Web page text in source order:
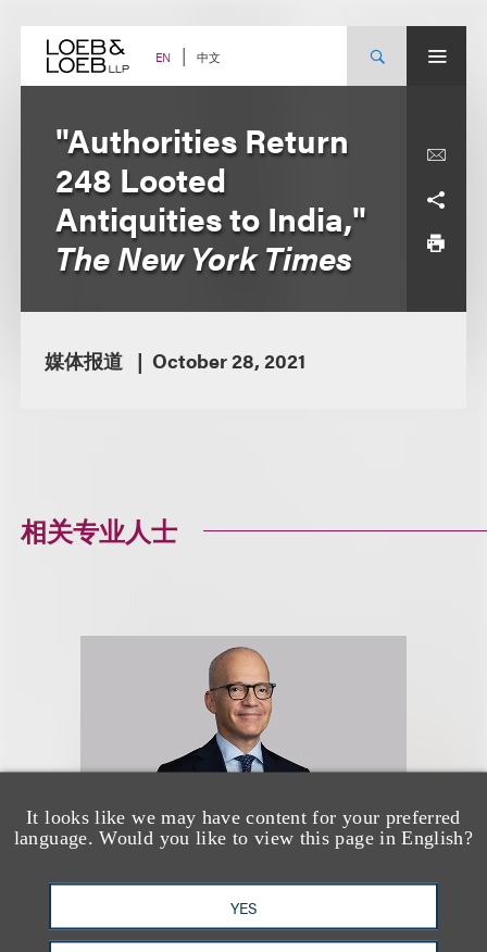
content EN 中文
It looks like we may have content for your preferred
language. Would you like to view this page in English?
YES
"Authorities Return
248 Looted
Antiquities to India,"
The New York Times
媒体报道 October 28, 2021
相关专业人士
Georges Lederman